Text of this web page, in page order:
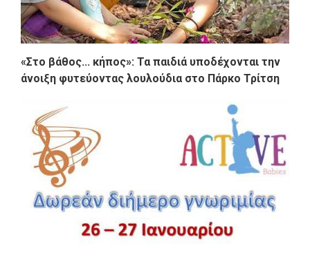
«Στο βάθος... κήπος»: Τα παιδιά υποδέχονται την
άνοιξη φυτεύοντας λουλούδια στο Πάρκο Τρίτση